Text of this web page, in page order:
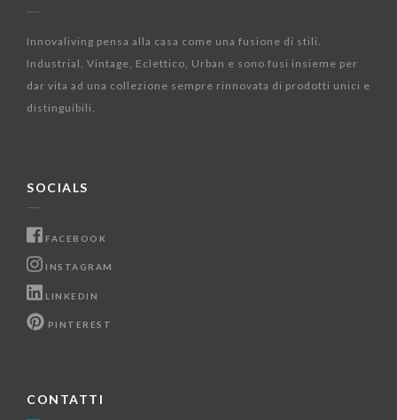
Innovaliving pensa alla casa come una fusione di stili.
Industrial, Vintage, Eclettico, Urban e sono fusi insieme per
dar vita ad una collezione sempre rinnovata di prodotti unici e
distinguibili.
SOCIALS
FACEBOOK
INSTAGRAM
LINKEDIN
PINTEREST
CONTATTI